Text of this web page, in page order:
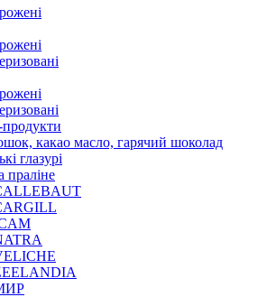
какао масло, гарячий шоколад
глазурі
праліне